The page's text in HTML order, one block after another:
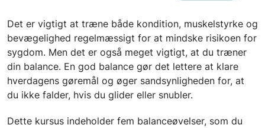
Det er vigtigt at træne både kondition, muskelstyrke og
bevægelighed regelmæssigt for at mindske risikoen for
sygdom. Men det er også meget vigtigt, at du træner
din balance. En god balance gør det lettere at klare
hverdagens gøremål og øger sandsynligheden for, at
du ikke falder, hvis du glider eller snubler.
Dette kursus indeholder fem balanceøvelser, som du